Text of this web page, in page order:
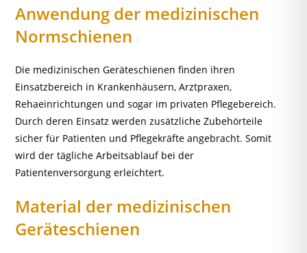
Anwendung der medizinischen
Normschienen
Die medizinischen Geräteschienen finden ihren
Einsatzbereich in Krankenhäusern, Arztpraxen,
Rehaeinrichtungen und sogar im privaten Pflegebereich.
Durch deren Einsatz werden zusätzliche Zubehörteile
sicher für Patienten und Pflegekräfte angebracht. Somit
wird der tägliche Arbeitsablauf bei der
Patientenversorgung erleichtert.
Material der medizinischen
Geräteschienen